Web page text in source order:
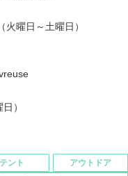
曜日～土曜日）
）
テント アウトドア